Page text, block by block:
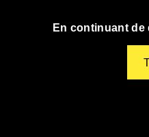
En continuant de